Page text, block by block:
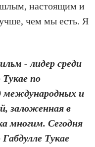
настоящим и
чем мы есть. Я
- лидер среди
по
международных и
заложенная в
многим. Сегодня
Тукае